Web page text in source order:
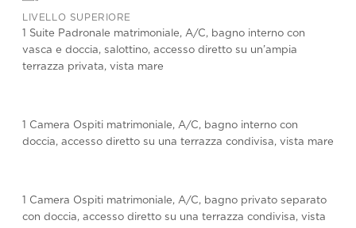
LIVELLO SUPERIORE
1 Suite Padronale matrimoniale, A/C, bagno interno con
vasca e doccia, salottino, accesso diretto su un’ampia
terrazza privata, vista mare
1 Camera Ospiti matrimoniale, A/C, bagno interno con
doccia, accesso diretto su una terrazza condivisa, vista mare
1 Camera Ospiti matrimoniale, A/C, bagno privato separato
con doccia, accesso diretto su una terrazza condivisa, vista